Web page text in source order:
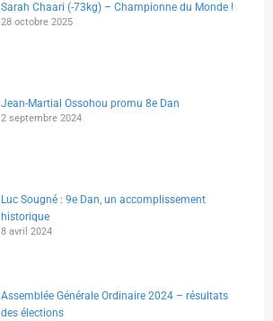
Sarah Chaari (-73kg) – Championne du Monde !
28 octobre 2025
Jean-Martial Ossohou promu 8e Dan
2 septembre 2024
Luc Sougné : 9e Dan, un accomplissement
historique
8 avril 2024
Assemblée Générale Ordinaire 2024 – résultats
des élections